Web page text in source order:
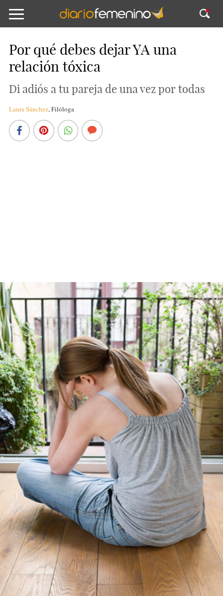
Por qué debes dejar YA una
relación tóxica
Di adiós a tu pareja de una vez por todas
Laura Sánchez,Filóloga